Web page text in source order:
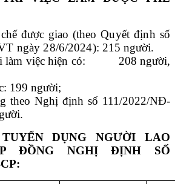
được giao (theo Quyết định số
ngày 28/6/2024): 215 người.
làm việc hiện có: 208 người,
199 người;
theo Nghị định số 111/2022/NĐ-
DỤNG NGƯỜI LAO
ĐỒNG NGHỊ ĐỊNH SỐ